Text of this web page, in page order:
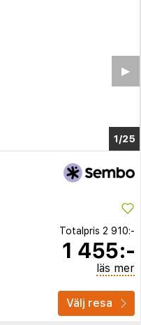
1/21
▶︎
Totalpris 2 910:-
1 455:-
läs mer
Välj resa